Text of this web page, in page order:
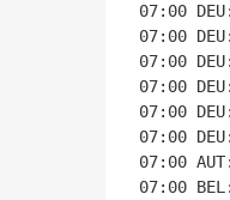
07:00
07:00
07:00
07:00
07:00
07:00
07:00
07:00